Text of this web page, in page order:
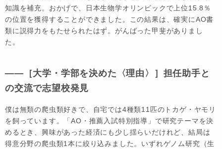
知識を補充。おかげで、日本生物学オリンピックで上位15.8％
の位置を獲得することができました。この結果は、確実にAO書
類に説得力をもたせられたはず。がんばった甲斐がありまし
た。
――［大学・学部を決めた〈理由〉］担任助手と
の交流で志望校発見
僕は無類の爬虫類好きで、自宅では4種類11匹のトカゲ・ヤモリ
を飼っています。「AO・推薦入試特別指導」で研究テーマを決
めるとき、興味があった経済にも少し揺らいだけれど、結局は
得意分野の爬虫類1本に絞り込みました。いずれゲノム研究（生